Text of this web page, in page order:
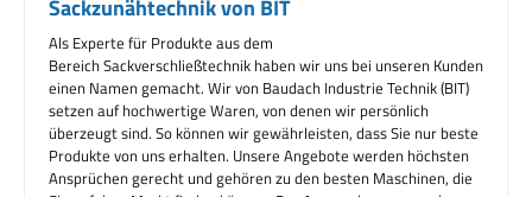
Sackzunähtechnik von BIT
Als Experte für Produkte aus dem
Bereich Sackverschließtechnik haben wir uns bei unseren Kunden
einen Namen gemacht. Wir von Baudach Industrie Technik (BIT)
setzen auf hochwertige Waren, von denen wir persönlich
überzeugt sind. So können wir gewährleisten, dass Sie nur beste
Produkte von uns erhalten. Unsere Angebote werden höchsten
Ansprüchen gerecht und gehören zu den besten Maschinen, die